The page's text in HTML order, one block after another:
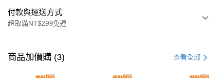
付款與運送方式
超取滿NT$299免運
信用卡一次付款
超商取貨付款
商品加價購 (3) 查看全部